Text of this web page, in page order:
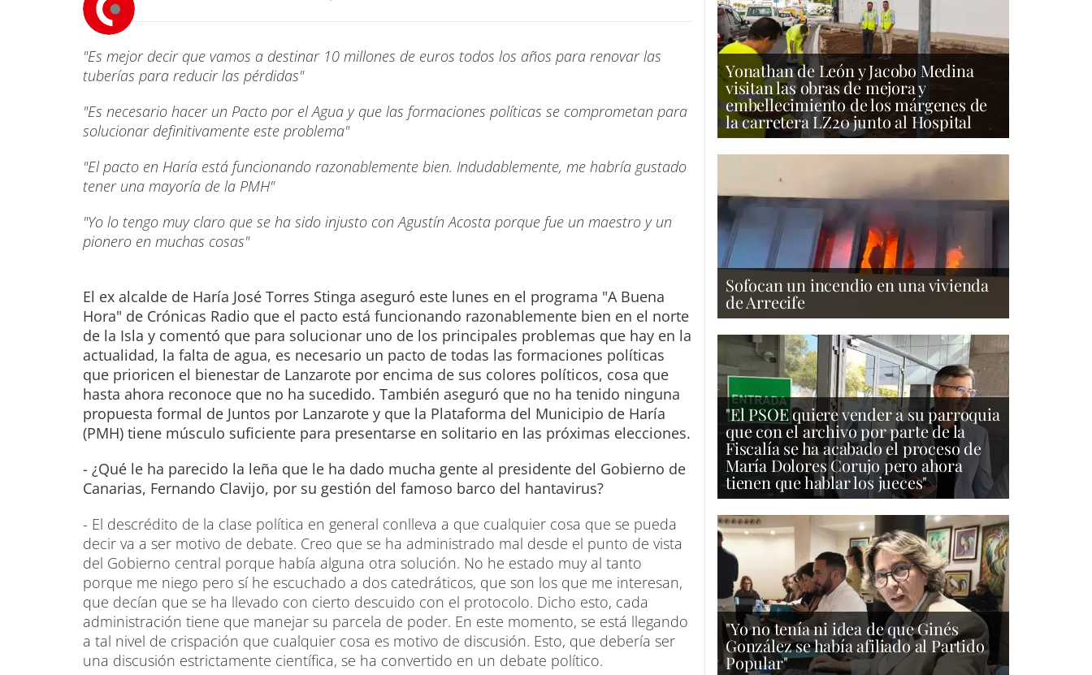
"Es mejor decir que vamos a destinar 10 millones de euros todos los años para renovar las
tuberías para reducir las pérdidas"
"Es necesario hacer un Pacto por el Agua y que las formaciones políticas se comprometan para
solucionar definitivamente este problema"
"El pacto en Haría está funcionando razonablemente bien. Indudablemente, me habría gustado
tener una mayoría de la PMH"
"Yo lo tengo muy claro que se ha sido injusto con Agustín Acosta porque fue un maestro y un
pionero en muchas cosas"
El ex alcalde de Haría José Torres Stinga aseguró este lunes en el programa "A Buena
Hora" de Crónicas Radio que el pacto está funcionando razonablemente bien en el norte
de la Isla y comentó que para solucionar uno de los principales problemas que hay en la
actualidad, la falta de agua, es necesario un pacto de todas las formaciones políticas
que prioricen el bienestar de Lanzarote por encima de sus colores políticos, cosa que
hasta ahora reconoce que no ha sucedido. También aseguró que no ha tenido ninguna
propuesta formal de Juntos por Lanzarote y que la Plataforma del Municipio de Haría
(PMH) tiene músculo suficiente para presentarse en solitario en las próximas elecciones.
- ¿Qué le ha parecido la leña que le ha dado mucha gente al presidente del Gobierno de
Canarias, Fernando Clavijo, por su gestión del famoso barco del hantavirus?
- El descrédito de la clase política en general conlleva a que cualquier cosa que se pueda
decir va a ser motivo de debate. Creo que se ha administrado mal desde el punto de vista
del Gobierno central porque había alguna otra solución. No he estado muy al tanto
porque me niego pero sí he escuchado a dos catedráticos, que son los que me interesan,
que decían que se ha llevado con cierto descuido con el protocolo. Dicho esto, cada
administración tiene que manejar su parcela de poder. En este momento, se está llegando
a tal nivel de crispación que cualquier cosa es motivo de discusión. Esto, que debería ser
una discusión estrictamente científica, se ha convertido en un debate político.
Yonathan de León y Jacobo Medina
visitan las obras de mejora y
embellecimiento de los márgenes de
la carretera LZ20 junto al Hospital
Sofocan un incendio en una vivienda
de Arrecife
"El PSOE quiere vender a su parroquia
que con el archivo por parte de la
Fiscalía se ha acabado el proceso de
María Dolores Corujo pero ahora
tienen que hablar los jueces"
"Yo no tenía ni idea de que Ginés
González se había afiliado al Partido
Popular"